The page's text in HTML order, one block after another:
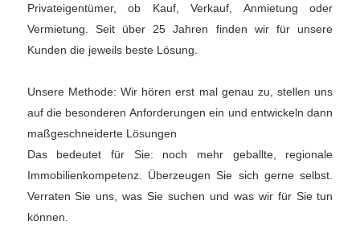
Privateigentümer, ob Kauf, Verkauf, Anmietung oder
Vermietung. Seit über 25 Jahren finden wir für unsere
Kunden die jeweils beste Lösung.
Unsere Methode: Wir hören erst mal genau zu, stellen uns
auf die besonderen Anforderungen ein und entwickeln dann
maßgeschneiderte Lösungen
Das bedeutet für Sie: noch mehr geballte, regionale
Immobilienkompetenz. Überzeugen Sie sich gerne selbst.
Verraten Sie uns, was Sie suchen und was wir für Sie tun
können.